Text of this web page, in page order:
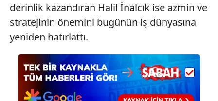
derinlik kazandıran Halil İnalcık ise azmin ve
stratejinin önemini bugünün iş dünyasına
yeniden hatırlattı.